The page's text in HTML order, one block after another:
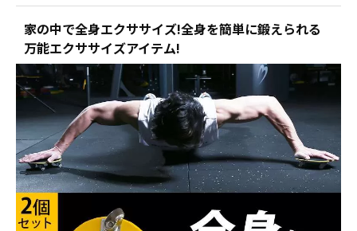
家の中で全身エクササイズ!全身を簡単に鍛えられる
万能エクササイズアイテム!